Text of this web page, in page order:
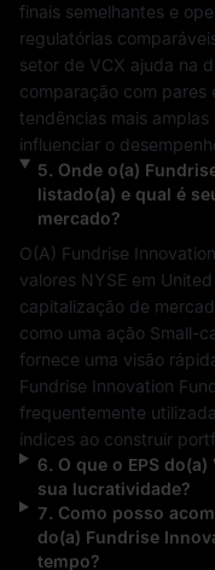
finais semelhantes e
regulatórias
setor de VCX ajuda na
comparação com pares
tendências mais
influenciar o
5. Onde o(a)
listado(a) e qual é
mercado?
O(A) Fundrise
valores NYSE em
capitalização de
como uma ação Small-
Fundrise Innovation
frequentemente
índices ao construir
6. O que o EPS do(a)
sua lucratividade?
7. Como posso
do(a) Fundrise
tempo?